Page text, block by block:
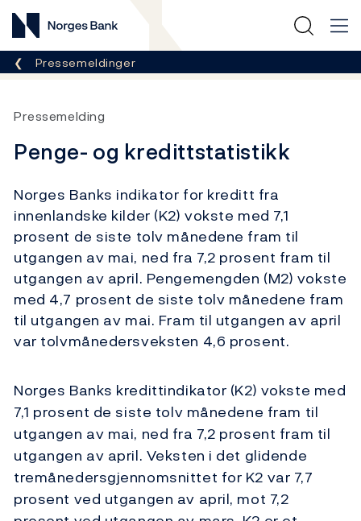
Norges Bank
Her er du nå:
Pressemeldinger
Pressemelding
Penge- og kredittstatistikk
Norges Banks indikator for kreditt fra
innenlandske kilder (K2) vokste med 7,1
prosent de siste tolv månedene fram til
utgangen av mai, ned fra 7,2 prosent fram til
utgangen av april. Pengemengden (M2) vokste
med 4,7 prosent de siste tolv månedene fram
til utgangen av mai. Fram til utgangen av april
var tolvmånedersveksten 4,6 prosent.
Norges Banks kredittindikator (K2) vokste med
7,1 prosent de siste tolv månedene fram til
utgangen av mai, ned fra 7,2 prosent fram til
utgangen av april. Veksten i det glidende
tremånedersgjennomsnittet for K2 var 7,7
prosent ved utgangen av april, mot 7,2